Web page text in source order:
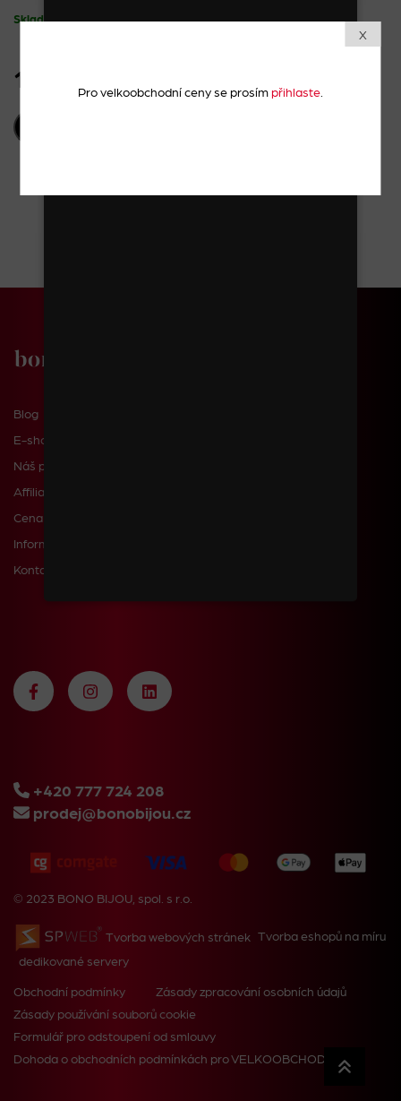
X
Pro velkoobchodní ceny se prosímpřihlaste
Skladem
15 Kč
Blog
E-shop
Náš příběh
Affiliate
Cena dopravy a poštovného
Informace pro zákazníky
Kontakty
+420 777 724 208
prodej@bonobijou.cz
© 2023 BONO BIJOU, spol. s r.o.
Tvorba webových stránek Tvorba eshopů na míru
dedikované servery
Obchodní podmínky
Zásady zpracování osobních údajů
Zásady používání souborů cookie
Formulář pro odstoupení od smlouvy
Dohoda o obchodních podmínkách pro VELKOOBCHOD